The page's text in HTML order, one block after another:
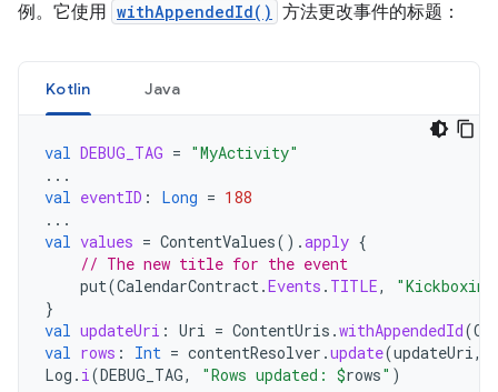
例。它使用 withAppendedId() 方法更改事件的标题：
Kotlin Java
val DEBUG_TAG = "MyActivity"
...
val eventID : Long = 188
...
val values = ContentValues().apply {
// The new title for the event
put(CalendarContract.Events . TITLE,
}
val updateUri : Uri = ContentUris .withAppendedId(
val rows : Int = contentResolver .update(updateUri,
Log . i(DEBUG_TAG, "Rows updated: $rows" )